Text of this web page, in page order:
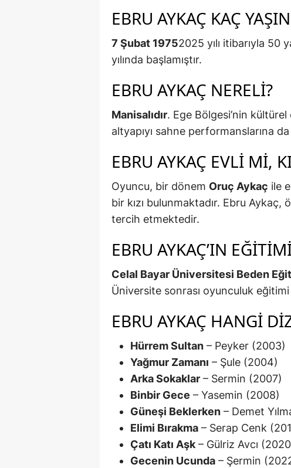
EBRU AYKAÇ KAÇ
7 Şubat 19752025 yılı itibarıyla 50
yılında başlamıştır.
EBRU AYKAÇ NERELI?
Manisalıdır. Ege Bölgesi’nin
altyapıyı sahne performanslarına
EBRU AYKAÇ EVLI MI,
Oyuncu, bir dönem Oruç Aykaç ile
bir kızı bulunmaktadır. Ebru Aykaç,
tercih etmektedir.
EBRU AYKAÇ’IN
Celal Bayar Üniversitesi Beden
Üniversite sonrası oyunculuk
EBRU AYKAÇ HANGI
Hürrem Sultan – Peyker (2003)
Yağmur Zamanı – Şule (2004)
Arka Sokaklar – Sermin (2007)
Binbir Gece – Yasemin (2008)
Güneşi Beklerken – Demet
Elimi Bırakma – Serap Cenk
Çatı Katı Aşk– Gülriz Avcı
Gecenin Ucunda – Şermin